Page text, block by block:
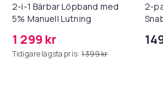
kan skickas separat för att
2-i-1 Bärbar Löpband med
5% Manuell Lutning
1 299 kr
Tidigare lägsta pris: 1 399 kr
2-